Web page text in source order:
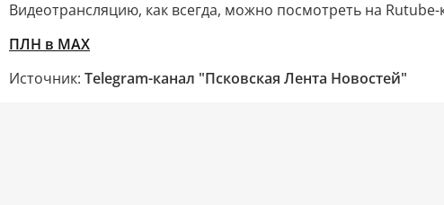
Видеотрансляцию, как всегда, можно посмотреть на
ПЛН в MAX
Источник: Telegram-канал "Псковская Лента Новостей"